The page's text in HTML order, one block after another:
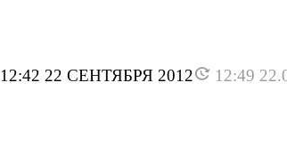
12:42 22 СЕНТЯБРЯ 2012 12:49